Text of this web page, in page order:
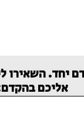
יחד. השאירו
אליכם